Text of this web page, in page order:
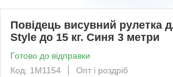
Повідець висувний рулетка
Style до 15 кг. Синя 3 метри
Готово до відправки
Код: 1M1154
Опт і роздріб